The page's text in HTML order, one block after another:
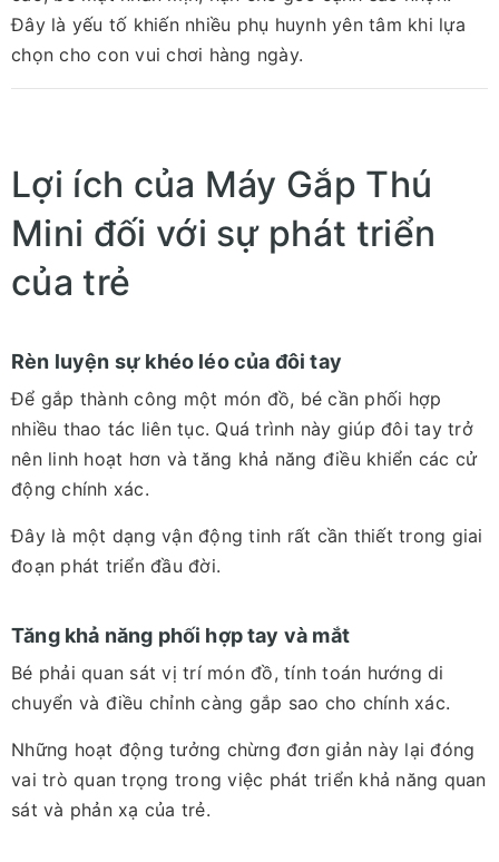
Đây là yếu tố khiến nhiều phụ huynh yên tâm khi lựa
chọn cho con vui chơi hàng ngày.
Lợi ích của Máy Gắp Thú
Mini đối với sự phát triển
của trẻ
Rèn luyện sự khéo léo của đôi tay
Để gắp thành công một món đồ, bé cần phối hợp
nhiều thao tác liên tục. Quá trình này giúp đôi tay trở
nên linh hoạt hơn và tăng khả năng điều khiển các cử
động chính xác.
Đây là một dạng vận động tinh rất cần thiết trong giai
đoạn phát triển đầu đời.
Tăng khả năng phối hợp tay và mắt
Bé phải quan sát vị trí món đồ, tính toán hướng di
chuyển và điều chỉnh càng gắp sao cho chính xác.
Những hoạt động tưởng chừng đơn giản này lại đóng
vai trò quan trọng trong việc phát triển khả năng quan
sát và phản xạ của trẻ.